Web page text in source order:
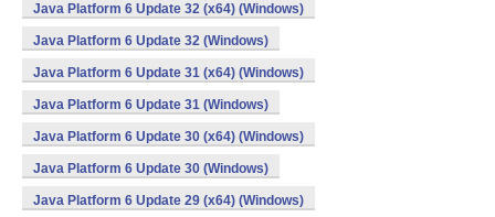
Java Platform 6 Update 32 (x64) (Windows)
Java Platform 6 Update 32 (Windows)
Java Platform 6 Update 31 (x64) (Windows)
Java Platform 6 Update 31 (Windows)
Java Platform 6 Update 30 (x64) (Windows)
Java Platform 6 Update 30 (Windows)
Java Platform 6 Update 29 (x64) (Windows)